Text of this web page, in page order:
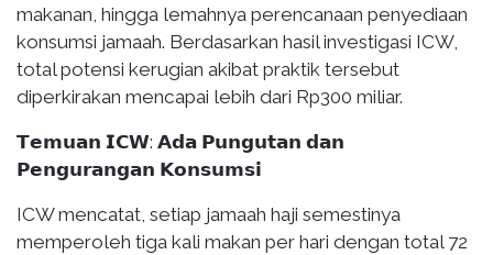
makanan, hingga lemahnya perencanaan penyediaan
konsumsi jamaah. Berdasarkan hasil investigasi ICW,
total potensi kerugian akibat praktik tersebut
diperkirakan mencapai lebih dari Rp300 miliar.
𝗧𝗲𝗺𝘂𝗮𝗻 𝗜𝗖𝗪: 𝗔𝗱𝗮 𝗣𝘂𝗻𝗴𝘂𝘁𝗮𝗻 𝗱𝗮𝗻
𝗣𝗲𝗻𝗴𝘂𝗿𝗮𝗻𝗴𝗮𝗻 𝗞𝗼𝗻𝘀𝘂𝗺𝘀𝗶
ICW mencatat, setiap jamaah haji semestinya
memperoleh tiga kali makan per hari dengan total 72